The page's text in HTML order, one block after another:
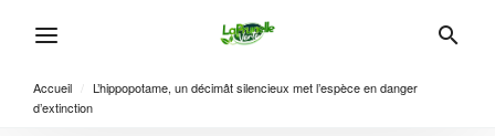
Accueil
L’hippopotame, un décimât silencieux met l’espèce en danger
d’extinction